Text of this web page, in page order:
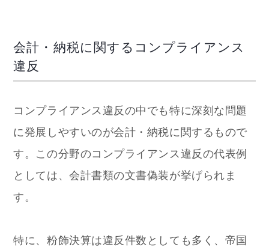
会計・納税に関するコンプライアンス
違反
コンプライアンス違反の中でも特に深刻な問題
に発展しやすいのが会計・納税に関するもので
す。この分野のコンプライアンス違反の代表例
としては、会計書類の文書偽装が挙げられま
す。
特に、粉飾決算は違反件数としても多く、帝国